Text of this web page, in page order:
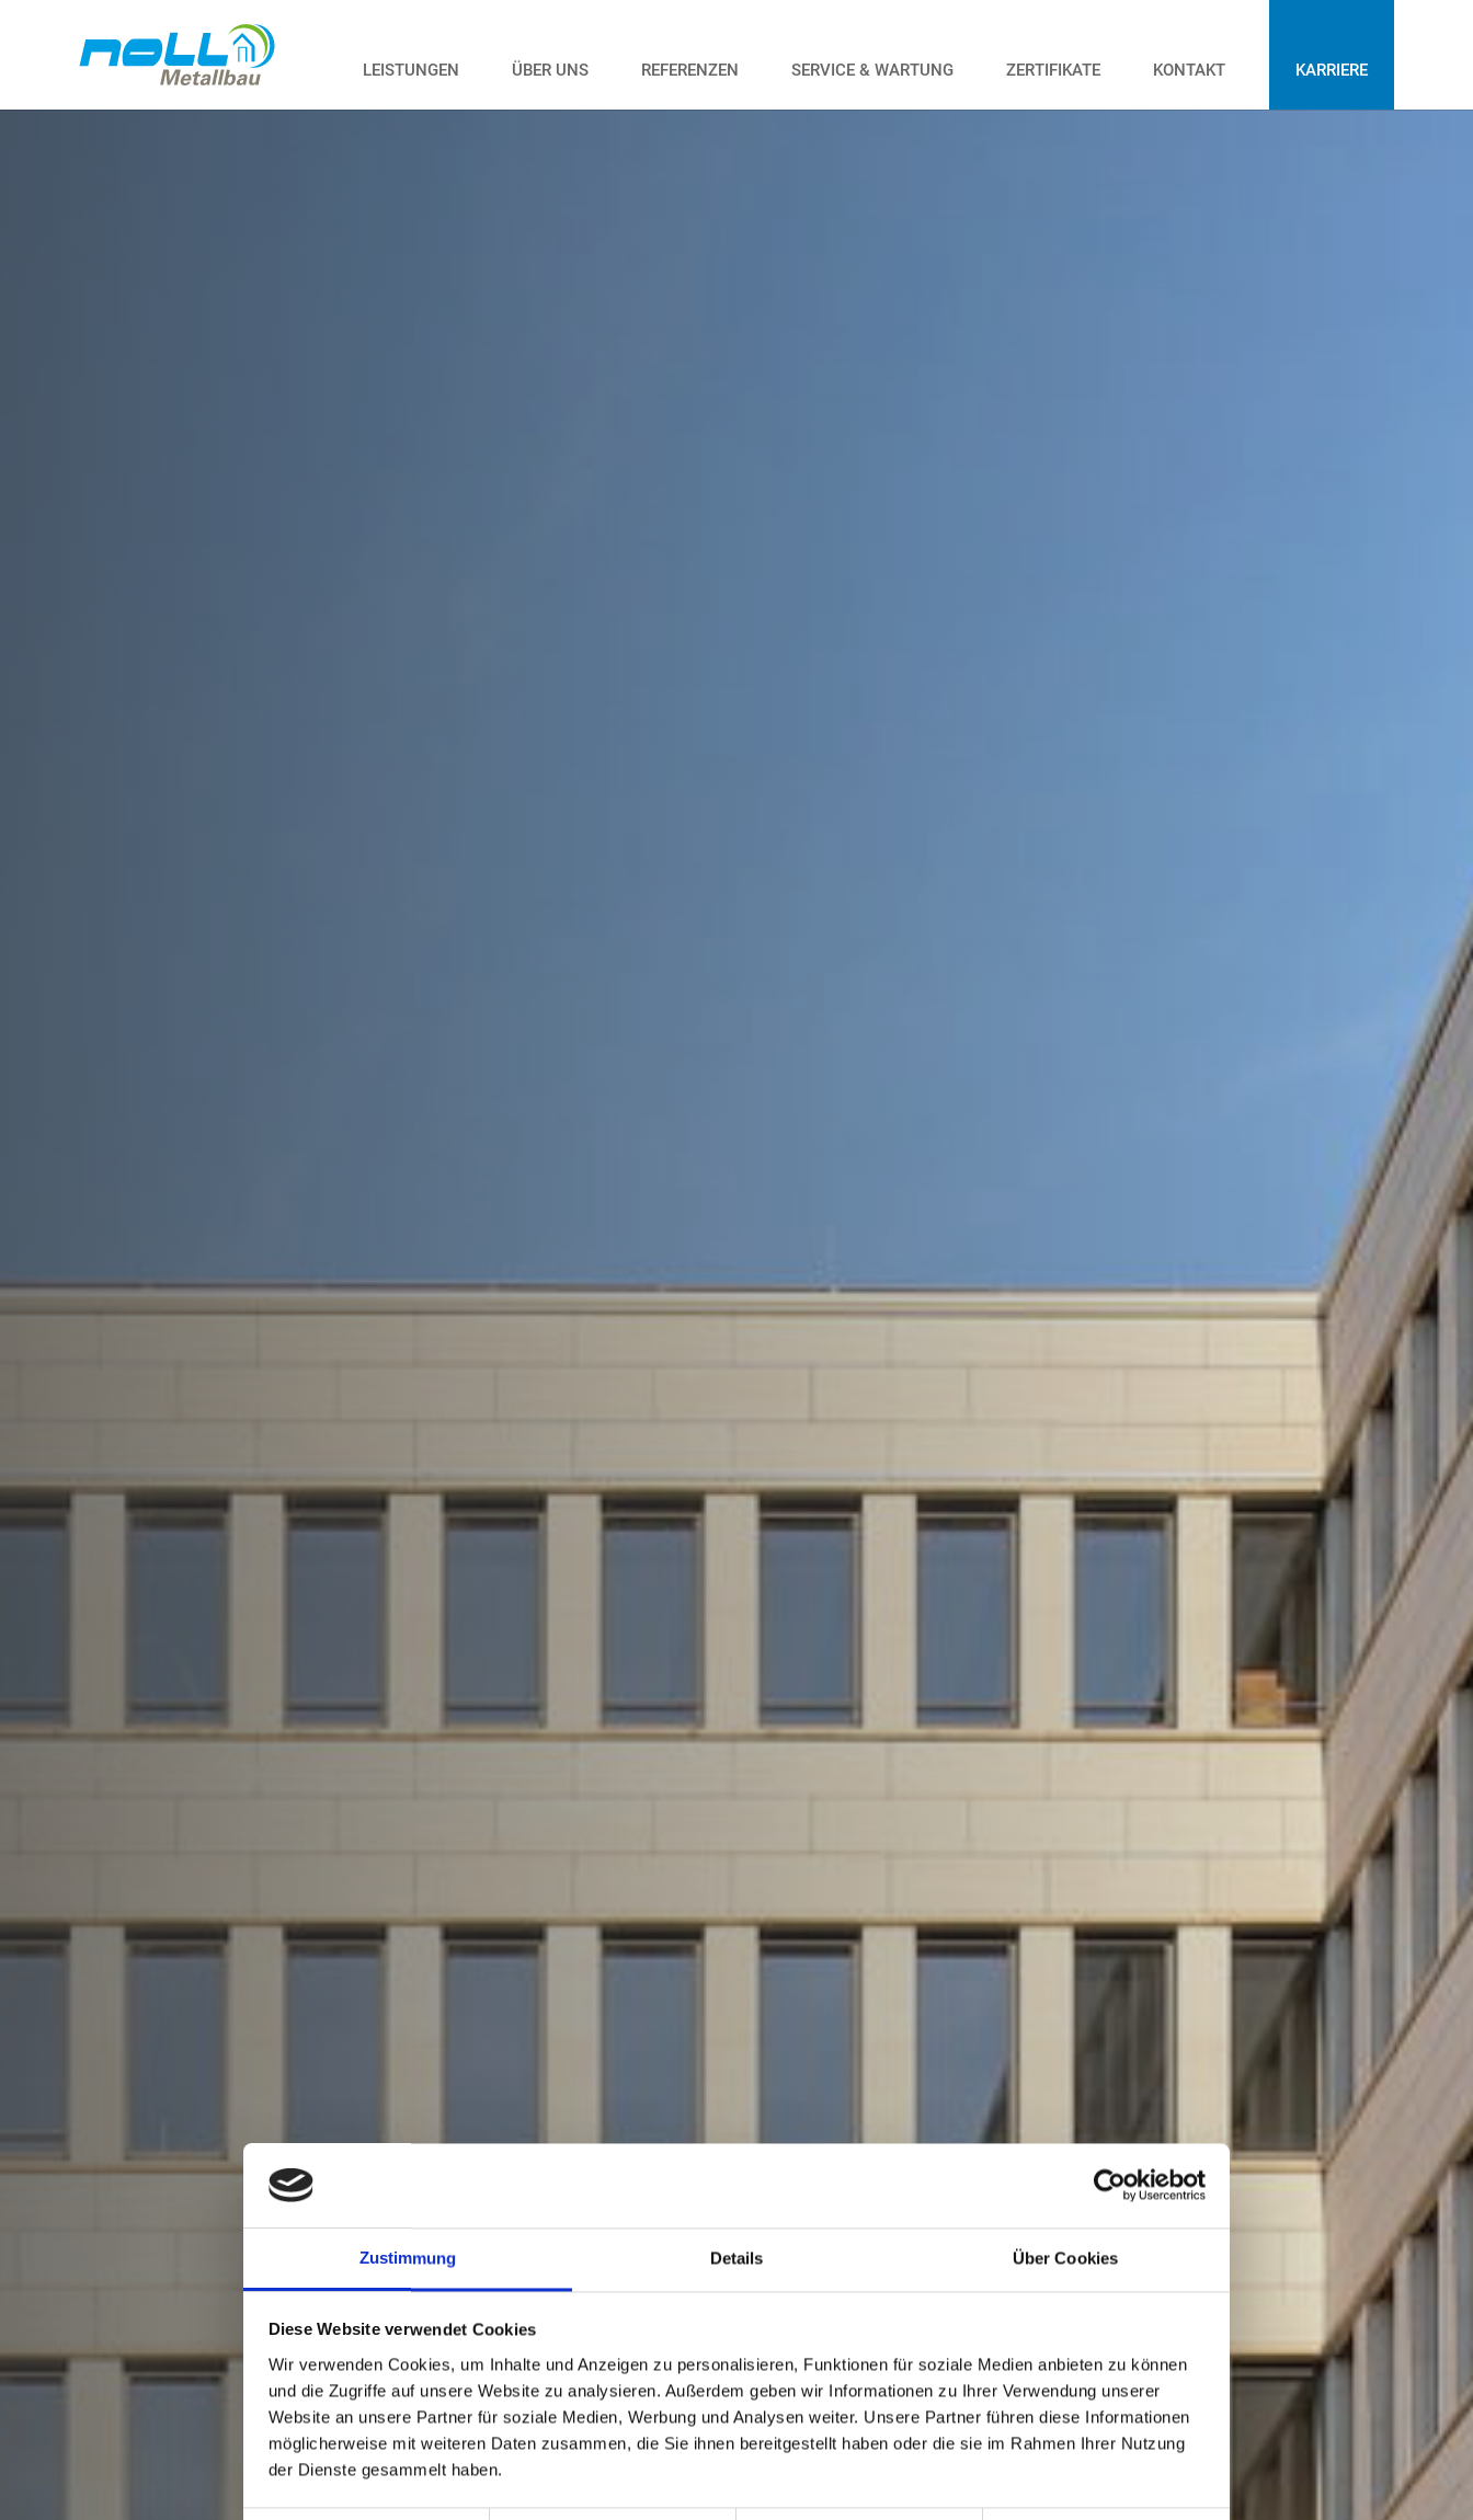
Zustimmung Details Über Cookies
Diese Website verwendet Cookies
Wir verwenden Cookies, um Inhalte und Anzeigen zu personalisieren, Funktionen für soziale Medien anbieten zu können
und die Zugriffe auf unsere Website zu analysieren. Außerdem geben wir Informationen zu Ihrer Verwendung unserer
Website an unsere Partner für soziale Medien, Werbung und Analysen weiter. Unsere Partner führen diese Informationen
möglicherweise mit weiteren Daten zusammen, die Sie ihnen bereitgestellt haben oder die sie im Rahmen Ihrer Nutzung
der Dienste gesammelt haben.
LEISTUNGEN ÜBER UNS REFERENZEN SERVICE & WARTUNG ZERTIFIKATE KONTAKT KARRIERE